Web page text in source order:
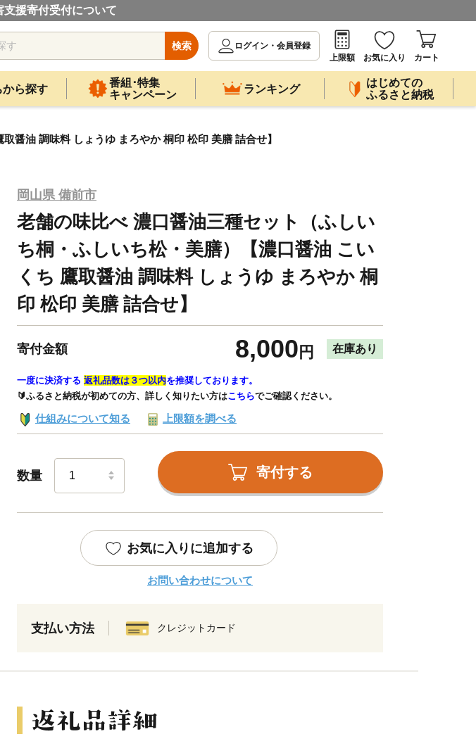
援寄付受付について
検索
ログイン・会員登録
上限額
お気に入り カート
から探す
番組･特集
キャンペーン
ランキング
はじめての
ふるさと納税
醤油 調味料 しょうゆ まろやか 桐印 松印 美膳 詰合せ】
岡山県 備前市
老舗の味比べ 濃口醤油三種セット（ふしい
ち桐・ふしいち松・美膳）【濃口醤油 こい
くち 鷹取醤油 調味料 しょうゆ まろやか 桐
印 松印 美膳 詰合せ】
寄付金額 8,000 円 在庫あり
一度に決済する 返礼品数は３つ以内を推奨しております。
🔰ふるさと納税が初めての方、詳しく知りたい方はこちらでご確認ください。
仕組みについて知る 上限額を調べる
数量 寄付する
お気に入りに追加する
お問い合わせについて
支払い方法 クレジットカード